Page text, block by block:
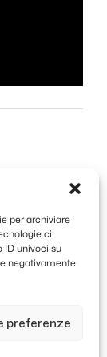
per archiviare
ci
ID univoci su
negativamente
preferenze